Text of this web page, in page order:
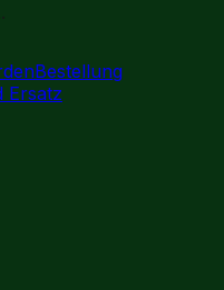
Bestellung
Ersatz